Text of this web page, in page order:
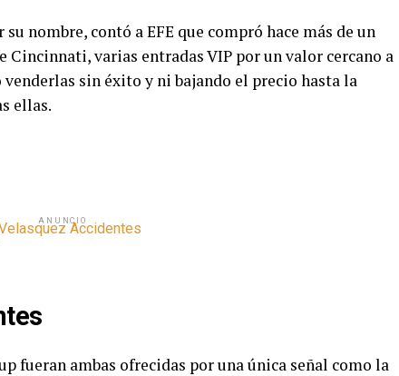
nombre, contó a EFE que compró hace más de un
varias entradas VIP por un valor cercano a
sin éxito y ni bajando el precio hasta la
ellas.
ANUNCIO
fueran ambas ofrecidas por una única señal como la